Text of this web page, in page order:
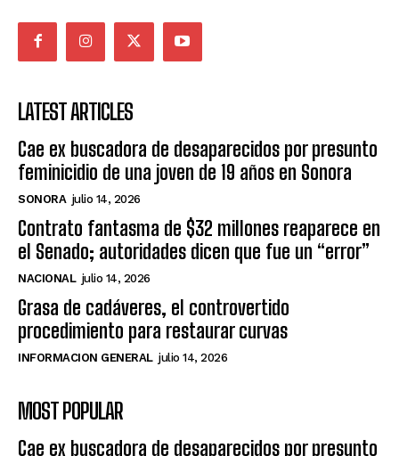
LATEST ARTICLES
Cae ex buscadora de desaparecidos por presunto
feminicidio de una joven de 19 años en Sonora
SONORA julio 14, 2026
Contrato fantasma de $32 millones reaparece en
el Senado; autoridades dicen que fue un “error”
NACIONAL julio 14, 2026
Grasa de cadáveres, el controvertido
procedimiento para restaurar curvas
INFORMACION GENERAL julio 14, 2026
MOST POPULAR
Cae ex buscadora de desaparecidos por presunto